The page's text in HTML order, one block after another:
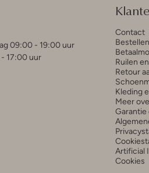
09:00 - 19:00 uur
17:00 uur
Contact
Ruilen
Retour
Kleding
Meer
Garantie
Artificial
Cookies